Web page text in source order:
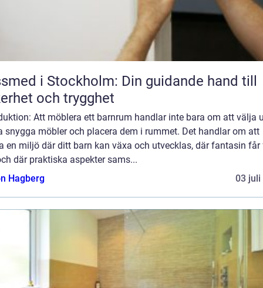
i Stockholm: Din guidande hand till
och trygghet
Att möblera ett barnrum handlar inte bara om att välja
snygga möbler och placera dem i rummet. Det handlar om att
en miljö där ditt barn kan växa och utvecklas, där fantasin får
där praktiska aspekter sams...
Hagberg
03 juli